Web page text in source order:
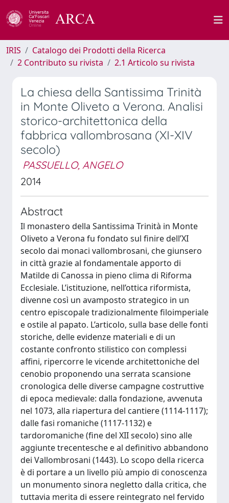
IRIS
Catalogo dei Prodotti della Ricerca
2 Contributo su rivista
2.1 Articolo su rivista
La chiesa della Santissima Trinità
in Monte Oliveto a Verona. Analisi
storico-architettonica della
fabbrica vallombrosana (XI-XIV
secolo)
PASSUELLO, ANGELO
2014
Abstract
Il monastero della Santissima Trinità in Monte
Oliveto a Verona fu fondato sul finire dell’XI
secolo dai monaci vallombrosani, che giunsero
in città grazie al fondamentale apporto di
Matilde di Canossa in pieno clima di Riforma
Ecclesiale. L’istituzione, nell’ottica riformista,
divenne così un avamposto strategico in un
centro episcopale tradizionalmente filoimperiale
e ostile al papato. L’articolo, sulla base delle fonti
storiche, delle evidenze materiali e di un
costante confronto stilistico con complessi
affini, ripercorre le vicende architettoniche del
cenobio proponendo una serrata scansione
cronologica delle diverse campagne costruttive
di epoca medievale: dalla fondazione, avvenuta
nel 1073, alla riapertura del cantiere (1114-1117);
dalle fasi romaniche (1117-1132) e
tardoromaniche (fine del XII secolo) sino alle
aggiunte trecentesche e al definitivo abbandono
dei Vallombrosani (1443). Lo scopo della ricerca
è di portare a un livello più ampio di conoscenza
un monumento sinora negletto dalla critica, che
tuttavia merita di essere reintegrato nel fervido